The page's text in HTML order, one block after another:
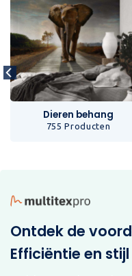
Dieren behang
755 Producten
Ontdek de
Efficiëntie en